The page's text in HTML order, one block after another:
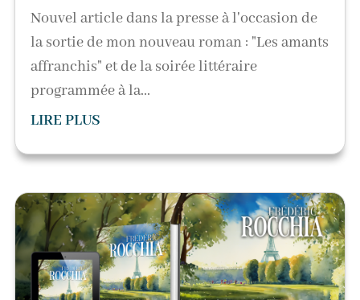
Nouvel article dans la presse à l'occasion de
la sortie de mon nouveau roman : "Les amants
affranchis" et de la soirée littéraire
programmée à la...
LIRE PLUS